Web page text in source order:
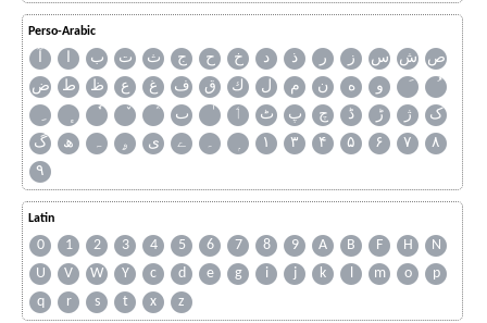
Perso-Arabic
آ ا ب ت ث ج ح خ د ذ ر ز س ش ص
ض
ط ظ ع غ ف ق ك ل م ن ه
و
ٮ
ٲ ٹ پ چ ڈ ڑ ژ
ک
گ
ھ ہ ۄ ی ے ۔ ۱ ۳ ۴ ۵ ۶ ۷
۸
۹
Latin
0 1 2 3 4 5 6 7 8 9 A B F H
N
U
V W Y c d e g i j k l m o
p
q
r s t x z